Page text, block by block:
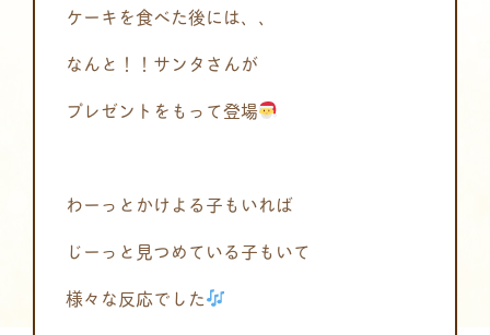
ケーキを食べた後には、、
なんと！！サンタさんが
プレゼントをもって登場
わーっとかけよる子もいれば
じーっと見つめている子もいて
様々な反応でした